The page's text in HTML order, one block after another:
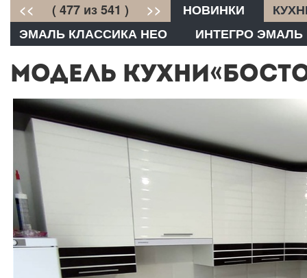
<< ( 477 из 541 ) >> НОВИНКИ
ЭМАЛЬ КЛАССИКА НЕО
ИНТЕГРО ЭМАЛЬ
МОДЕЛЬ